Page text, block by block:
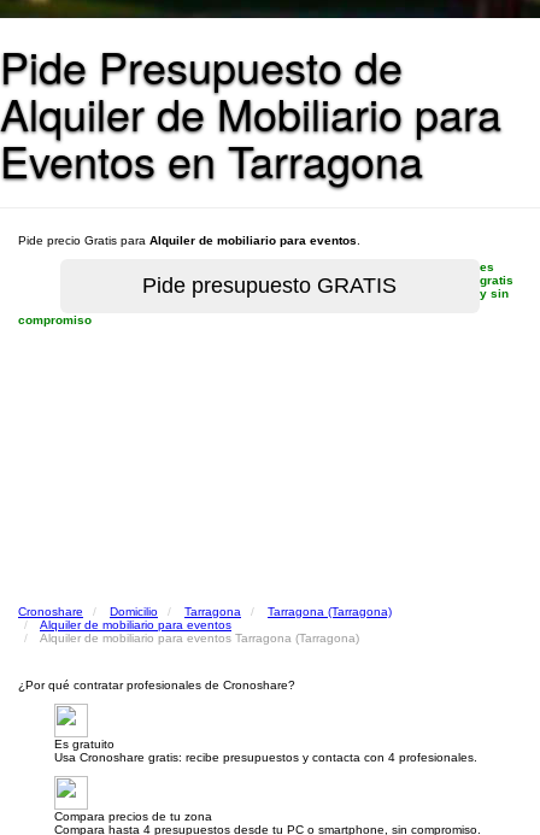
Pide Presupuesto de
Alquiler de Mobiliario para
Eventos en Tarragona
Pide precio Gratis para Alquiler de mobiliario para eventos
es
gratis
y sin
compromiso
Cronoshare Domicilio Tarragona
Tarragona (Tarragona)
Alquiler de mobiliario para eventos
Alquiler de mobiliario para eventos Tarragona (Tarragona)
¿Por qué contratar profesionales de Cronoshare?
Es gratuito
Usa Cronoshare gratis: recibe presupuestos y contacta con 4 profesionales.
Compara precios de tu zona
Compara hasta 4 presupuestos desde tu PC o smartphone, sin compromiso.